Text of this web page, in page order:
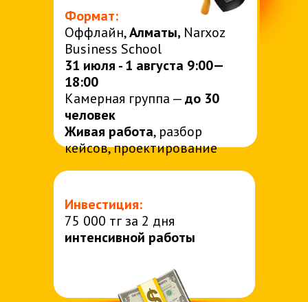
Формат:
Оффлайн,Алматы, Narxoz
Business School
31 июля - 1 августа 9:00—
18:00
Камерная группа —до 30
человек
Живая работа, разбор
кейсов, проектирование
Инвестиция:
75 000 тг за 2 дня
интенсивной работы